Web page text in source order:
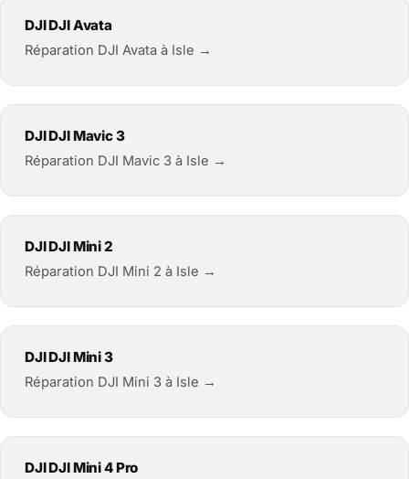
DJI DJI Avata
Réparation DJI Avata à Isle →
DJI DJI Mavic 3
Réparation DJI Mavic 3 à Isle →
DJI DJI Mini 2
Réparation DJI Mini 2 à Isle →
DJI DJI Mini 3
Réparation DJI Mini 3 à Isle →
DJI DJI Mini 4 Pro